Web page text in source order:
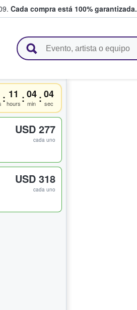
Cada compra está 100% garantizada.
: 11
hours :04
min :03
sec
USD 277
cada uno
USD 318
cada uno